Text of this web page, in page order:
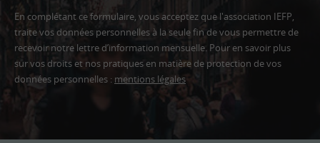
En complétant ce formulaire, vous acceptez que l'association IEFP,
traite vos données personnelles à la seule fin de vous permettre de
recevoir notre lettre d’information mensuelle. Pour en savoir plus
sur vos droits et nos pratiques en matière de protection de vos
données personnelles : mentions légales
Adresse